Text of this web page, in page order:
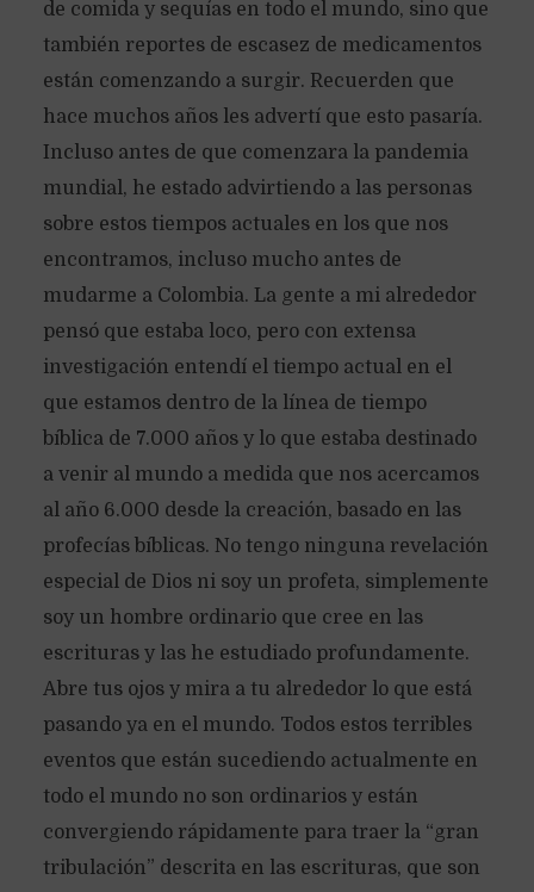
de comida y sequías en todo el mundo, sino que
también reportes de escasez de medicamentos
están comenzando a surgir. Recuerden que
hace muchos años les advertí que esto pasaría.
Incluso antes de que comenzara la pandemia
mundial, he estado advirtiendo a las personas
sobre estos tiempos actuales en los que nos
encontramos, incluso mucho antes de
mudarme a Colombia. La gente a mi alrededor
pensó que estaba loco, pero con extensa
investigación entendí el tiempo actual en el
que estamos dentro de la línea de tiempo
bíblica de 7.000 años y lo que estaba destinado
a venir al mundo a medida que nos acercamos
al año 6.000 desde la creación, basado en las
profecías bíblicas. No tengo ninguna revelación
especial de Dios ni soy un profeta, simplemente
soy un hombre ordinario que cree en las
escrituras y las he estudiado profundamente.
Abre tus ojos y mira a tu alrededor lo que está
pasando ya en el mundo. Todos estos terribles
eventos que están sucediendo actualmente en
todo el mundo no son ordinarios y están
convergiendo rápidamente para traer la “gran
tribulación” descrita en las escrituras, que son